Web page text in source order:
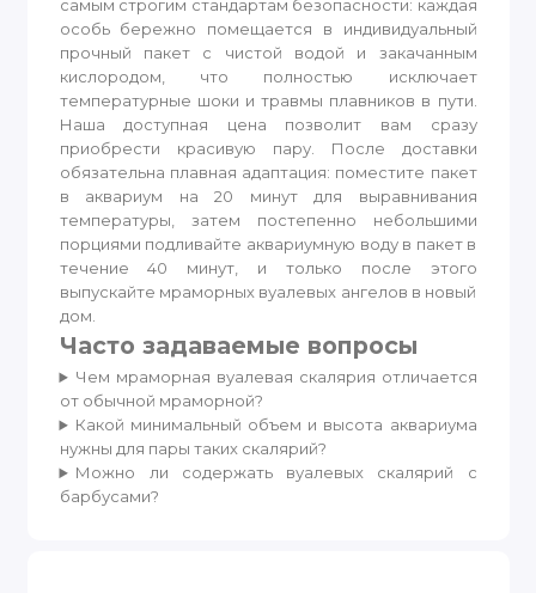
самым строгим стандартам безопасности: каждая
особь бережно помещается в индивидуальный
прочный пакет с чистой водой и закачанным
кислородом, что полностью исключает
температурные шоки и травмы плавников в пути.
Наша доступная цена позволит вам сразу
приобрести красивую пару. После доставки
обязательна плавная адаптация: поместите пакет
в аквариум на 20 минут для выравнивания
температуры, затем постепенно небольшими
порциями подливайте аквариумную воду в пакет в
течение 40 минут, и только после этого
выпускайте мраморных вуалевых ангелов в новый
дом.
Часто задаваемые вопросы
Чем мраморная вуалевая скалярия отличается
от обычной мраморной?
Какой минимальный объем и высота аквариума
нужны для пары таких скалярий?
Можно ли содержать вуалевых скалярий с
барбусами?